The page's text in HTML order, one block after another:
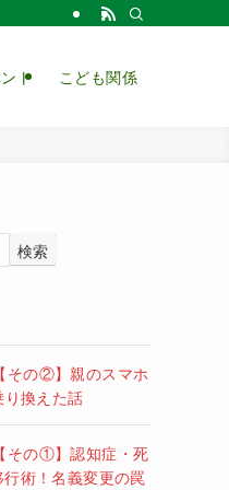
ト こども関係
検索
その②】親のスマホ
換えた話
その①】認知症・死
術！名義変更の罠